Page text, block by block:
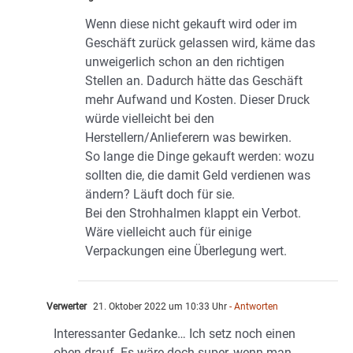
Wenn diese nicht gekauft wird oder im
Geschäft zurück gelassen wird, käme das
unweigerlich schon an den richtigen
Stellen an. Dadurch hätte das Geschäft
mehr Aufwand und Kosten. Dieser Druck
würde vielleicht bei den
Herstellern/Anlieferern was bewirken.
So lange die Dinge gekauft werden: wozu
sollten die, die damit Geld verdienen was
ändern? Läuft doch für sie.
Bei den Strohhalmen klappt ein Verbot.
Wäre vielleicht auch für einige
Verpackungen eine Überlegung wert.
Verwerter 21. Oktober 2022 um 10:33 Uhr - Antworten
Interessanter Gedanke… Ich setz noch einen